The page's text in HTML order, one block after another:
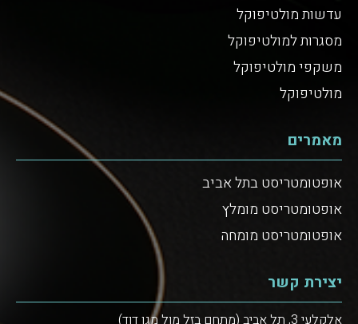
עדשות מולטיפוקל
מסגרות למולטיפוקל
משקפי מולטיפוקל
מולטיפוקל
מאמרים
אופטומטריסט בתל אביב
אופטומטריסט מומלץ
אופטומטריסט מומחה
יצירת קשר
אלקלעי 3, תל אביב (מתחם בזל מול מגן דוד)